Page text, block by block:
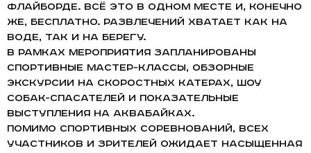
флайборде. Всё это в одном месте и, конечно
же, бесплатно. Развлечений хватает как на
воде, так и на берегу.
В рамках мероприятия запланированы
спортивные мастер-классы, обзорные
экскурсии на скоростных катерах, шоу
собак-спасателей и показательные
выступления на аквабайках.
Помимо спортивных соревнований, всех
участников и зрителей ожидает насыщенная